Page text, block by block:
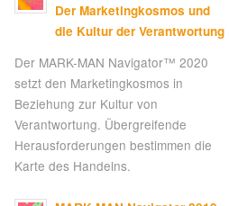
Der Marketingkosmos und
die Kultur der Verantwortung
Der MARK-MAN Navigator™ 2020
setzt den Marketingkosmos in
Beziehung zur Kultur von
Verantwortung. Übergreifende
Herausforderungen bestimmen die
Karte des Handelns.